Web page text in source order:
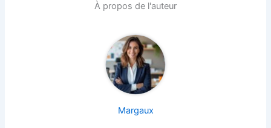
À propos de l'auteur
Margaux